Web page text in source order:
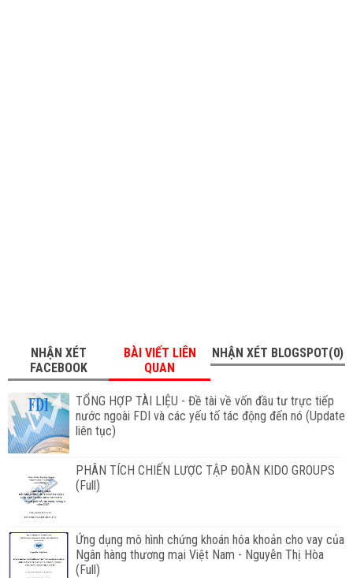
NHẬN XÉT
FACEBOOK
BÀI VIẾT LIÊN
QUAN
NHẬN XÉT BLOGSPOT(0)
TỔNG HỢP TÀI LIỆU - Đề tài về vốn đầu tư trực tiếp
nước ngoài FDI và các yếu tố tác động đến nó (Update
liên tục)
PHÂN TÍCH CHIẾN LƯỢC TẬP ĐOÀN KIDO GROUPS
(Full)
Ứng dụng mô hình chứng khoán hóa khoản cho vay của
Ngân hàng thương mại Việt Nam - Nguyễn Thị Hòa
(Full)